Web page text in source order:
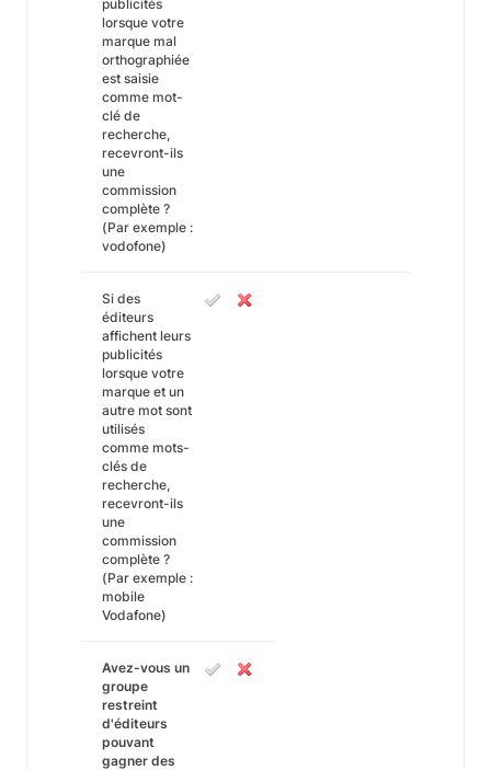
publicités
lorsque votre
marque mal
orthographiée
est saisie
comme mot-
clé de
recherche,
recevront-ils
une
commission
complète ?
(Par exemple :
vodofone)
Si des
éditeurs
affichent leurs
publicités
lorsque votre
marque et un
autre mot sont
utilisés
comme mots-
clés de
recherche,
recevront-ils
une
commission
complète ?
(Par exemple :
mobile
Vodafone)
Avez-vous un
groupe
restreint
d'éditeurs
pouvant
gagner des